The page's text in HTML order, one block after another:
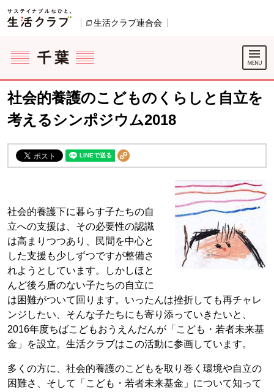
ページの先頭です。
生活クラブ連合会
ここからサイト内共通メニューです。
サイト内共通メニューをスキップする
サイト内共通メニューここまで。
社会的養護のこどものくらしと自立を
考えるシンポジウム2018
社会的養護下に暮らす子たちの自
立への支援は、その必要性の認識
は高まりつつあり、民間を中心と
した支援も少しずつですが整備さ
れようとしています。しかしほと
んど後ろ盾のない子たちの自立に
は困難がついて回ります。いったんは挫折しても再チャレ
ンジしたい、そんな子たちにも寄り添っていきたいと、
2016年度ちばこどもおうえんだんが「こども・若者未来基
金」を設立。生活クラブはこの活動に参画しています。
多くの方に、社会的養護のこどもを取り巻く環境や自立の
困難さ、そして「こども・若者未来基金」について知って